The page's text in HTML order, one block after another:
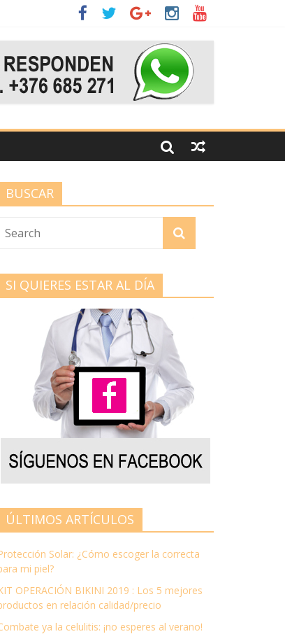
BUSCAR
SI QUIERES ESTAR AL DÍA
ÚLTIMOS ARTÍCULOS
Solar: ¿Cómo escoger la correcta
mi piel?
OPERACIÓN BIKINI 2019 : Los 5 mejores
en relación calidad/precio
ya la celulitis: ¡no esperes al verano!